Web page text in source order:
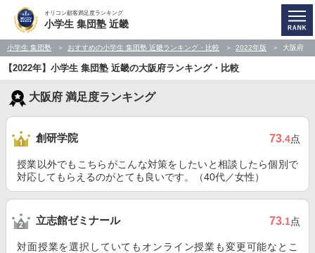
オリコン顧客満足度ランキング
小学生 集団塾 近畿
小学生 集団塾 おすすめの小学生 集団塾 近畿ランキング・比較 2022年版 大阪府
【2022年】小学生 集団塾 近畿の大阪府ランキング・比較
大阪府 満足度ランキング
創研学院 73.4点
授業以外でもこちらがこんな対策をしたいと相談したら個別で
対応してもらえるのがとても良いです。（40代／女性）
立志館ゼミナール 73.1点
対面授業を選択していてもオンライン授業も変更可能なとこ